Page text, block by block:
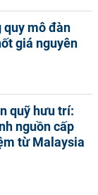
quy mô đàn
giá nguyên
quỹ hưu trí:
nguồn cấp
từ Malaysia